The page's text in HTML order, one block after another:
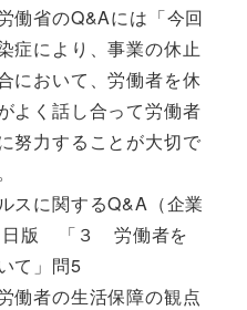
働省のQ&Aには「今回
症により、事業の休止
において、労働者を休
よく話し合って労働者
努力することが大切で
スに関するQ&A（企業
日版 「３ 労働者を
て」問5
働者の生活保障の観点